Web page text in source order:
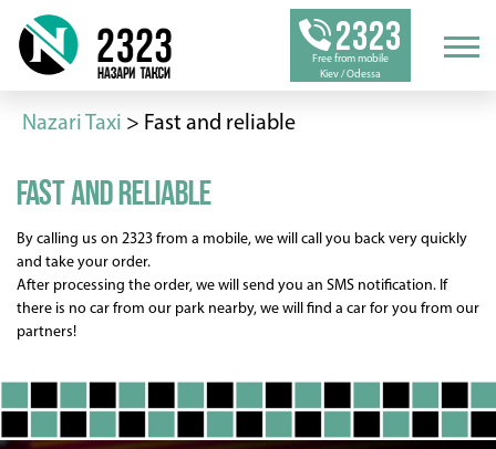
2323
Free from mobile
Kiev / Odessa
Nazari Taxi > Fast and reliable
Fast and reliable
By calling us on 2323 from a mobile, we will call you back very quickly
and take your order.
After processing the order, we will send you an SMS notification. If
there is no car from our park nearby, we will find a car for you from our
partners!